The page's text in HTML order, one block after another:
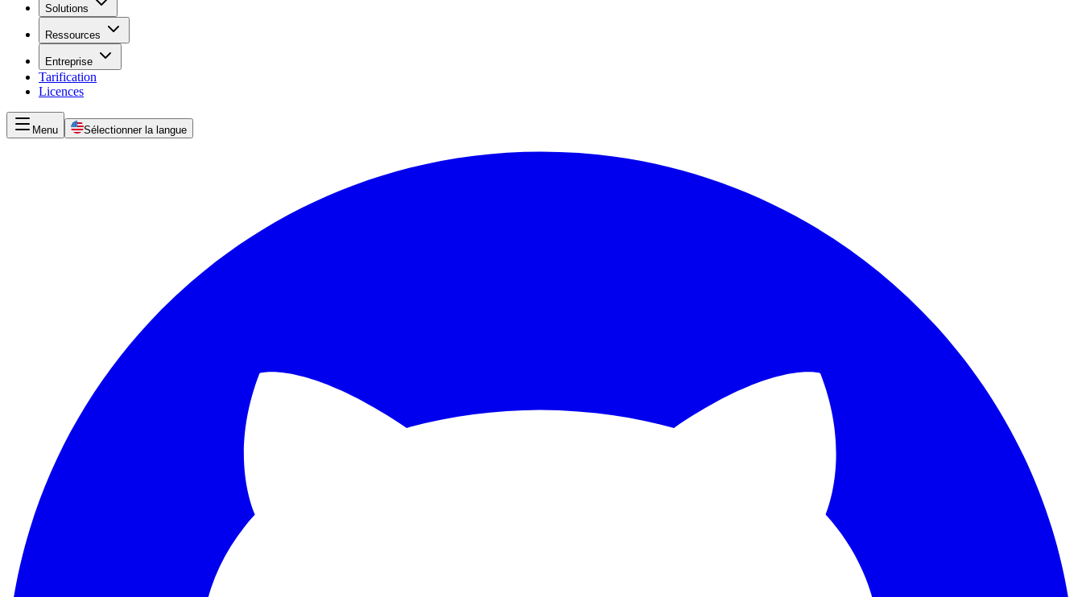
Solutions
Ressources
Entreprise
Tarification
Licences
Menu Sélectionner la langue